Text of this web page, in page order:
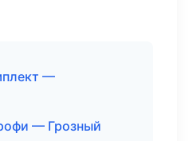
—
— Грозный